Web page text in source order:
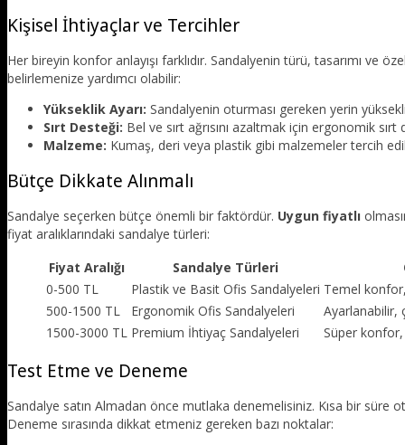
Kişisel İhtiyaçlar ve Tercihler
Her bireyin konfor anlayışı farklıdır. Sandalyenin türü, tasarımı ve
belirlemenize yardımcı olabilir:
Yükseklik Ayarı: Sandalyenin oturması gereken yerin
Sırt Desteği: Bel ve sırt ağrısını azaltmak için ergonomik
Malzeme: Kumaş, deri veya plastik gibi malzemeler tercih
Bütçe Dikkate Alınmalı
Sandalye seçerken bütçe önemli bir faktördür. Uygun fiyatlı
fiyat aralıklarındaki sandalye türleri:
Fiyat Aralığı
Sandalye Türleri
0-500 TL
Plastik ve Basit Ofis Sandalyeleri Temel
500-1500 TL
Ergonomik Ofis Sandalyeleri
Ayarlanabilir,
1500-3000 TL Premium İhtiyaç Sandalyeleri Süper
Test Etme ve Deneme
Sandalye satın Almadan önce mutlaka denemelisiniz. Kısa bir süre
Deneme sırasında dikkat etmeniz gereken bazı noktalar: